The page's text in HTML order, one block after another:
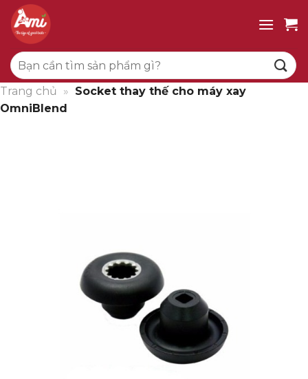
qua
dung
Tìm
kiếm:
Trang chủ » Socket thay thế cho máy xay
OmniBlend